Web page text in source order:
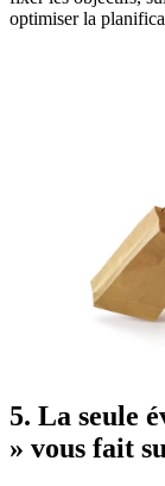
optimiser la
5. La seule
» vous fait